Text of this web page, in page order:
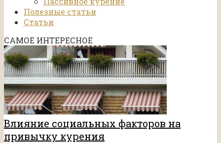
Полезные статьи
Статьи
САМОЕ ИНТЕРЕСНОЕ
Влияние социальных факторов на
привычку курения